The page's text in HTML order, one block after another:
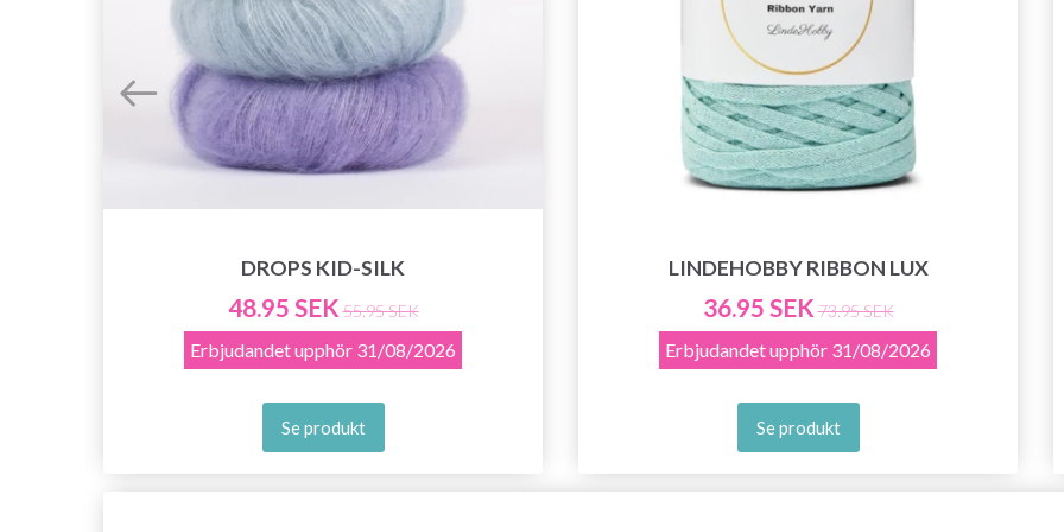
DROPS KID-SILK
48.95 SEK 55.95 SEK
Erbjudandet upphör 31/08/2026
Se produkt
LINDEHOBBY RIBBON LUX
36.95 SEK 73.95 SEK
Erbjudandet upphör 31/08/2026
Se produkt